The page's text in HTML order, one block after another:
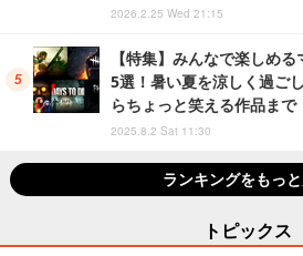
2026.2.25 Wed 21:15
【特集】みんなで楽しめ
5選！暑い夏を涼しく過ご
らちょっと笑える作品まで
2025.8.2 Sat 11:30
ランキングをもっ
トピックス